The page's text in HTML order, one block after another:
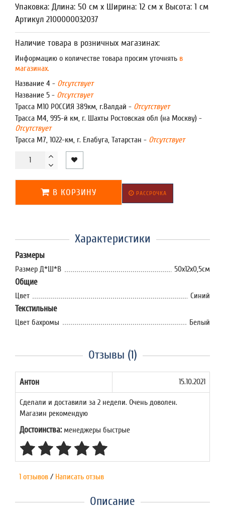
Упаковка: Длина: 50 см x Ширина: 12 см x Высота: 1 см
Артикул 2100000032037
Наличие товара в розничных магазинах:
Информацию о количестве товара просим уточнять в
магазинах.
Название 4 - Отсутствует
Название 5 - Отсутствует
Трасса М10 РОССИЯ 389км, г.Валдай - Отсутствует
Трасса М4, 995-й км, г. Шахты Ростовская обл (на Москву) -
Отсутствует
Трасса М7, 1022-км, г. Елабуга, Татарстан - Отсутствует
В КОРЗИНУ РАССРОЧКА
Характеристики
Размеры
Размер Д*Ш*В 50х12х0,5см
Общие
Цвет Синий
Текстильные
Цвет бахромы Белый
Отзывы (1)
Антон 15.10.2021
Сделали и доставили за 2 недели. Очень доволен.
Магазин рекомендую
Достоинства: менеджеры быстрые
1 отзывов / Написать отзыв
Описание